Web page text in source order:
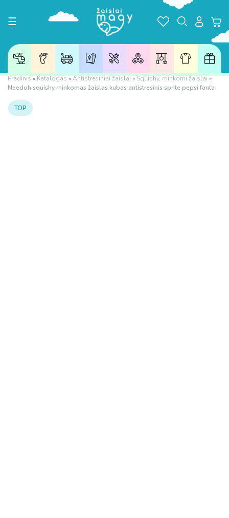
Toggle navigation
☰
Pradinis»Katalogas»Antistresiniai žaislai»Squishy, minkomi žaislai»
Needoh squishy minkomas žaislas kubas antistresinis sprite pepsi fanta
TOP